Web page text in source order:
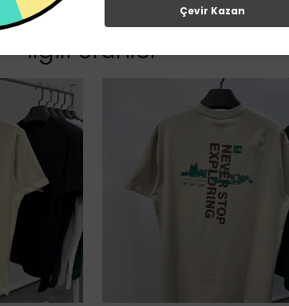
İlgili Ürünler
Çevir Kazan